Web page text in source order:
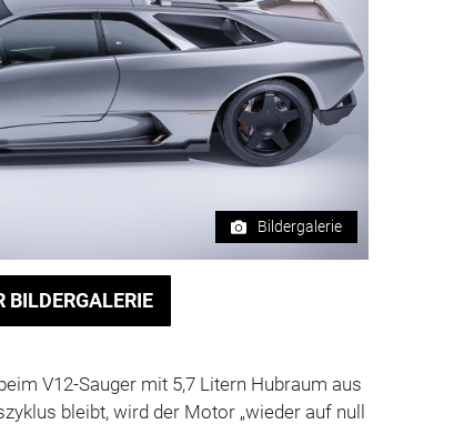
Bildergalerie
BILDERGALERIE
V12-Sauger mit 5,7 Litern Hubraum aus
bleibt, wird der Motor „wieder auf null